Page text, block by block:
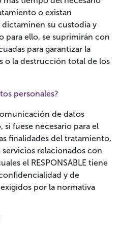
o existan
su custodia y
para ello, se suprimirán con
para garantizar la
o la destrucción total de los
personales?
de datos
si fuese necesario para el
finalidades del tratamiento,
relacionados con
el RESPONSABLE tiene
y de
por la normativa